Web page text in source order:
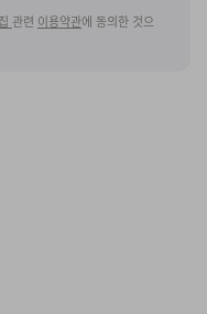
관련 이용약관에 동의한 것으